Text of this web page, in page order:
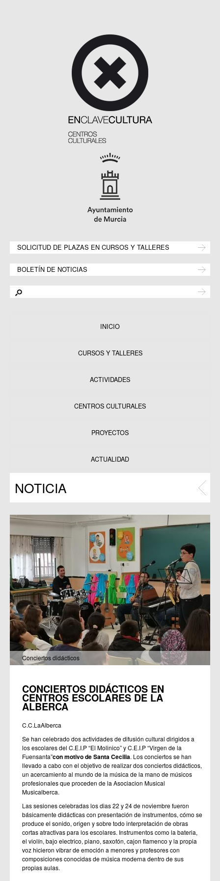
SOLICITUD DE PLAZAS EN CURSOS Y TALLERES
BOLETÍN DE NOTICIAS
INICIO
CURSOS Y TALLERES
ACTIVIDADES
CENTROS CULTURALES
PROYECTOS
Programas
ACTUALIDAD
NOTICIA
Conciertos didácticos
CONCIERTOS DIDÁCTICOS EN
CENTROS ESCOLARES DE LA
ALBERCA
C.C.LaAlberca
Se han celebrado dos actividades de difusión cultural dirigidos a
los escolares del C.E.I.P “El Molinico” y C.E.I.P “Virgen de la
Fuensanta”con motivo de Santa Cecilia. Los conciertos se han
llevado a cabo con el objetivo de realizar dos conciertos didácticos,
un acercamiento al mundo de la música de la mano de músicos
profesionales que proceden de la Asociacion Musical
Musicalberca.
Las sesiones celebradas los dias 22 y 24 de noviembre fueron
básicamente didácticas con presentación de instrumentos, cómo se
produce el sonido, origen y sobre todo interpretación de obras
cortas atractivas para los escolares. Instrumentos como la bateria,
el violín, bajo electrico, piano, saxofón, cajon flamenco y la propia
voz hicieron vibrar de emoción a menores y profesores con
composiciones conocidas de música moderna dentro de sus
propias aulas.